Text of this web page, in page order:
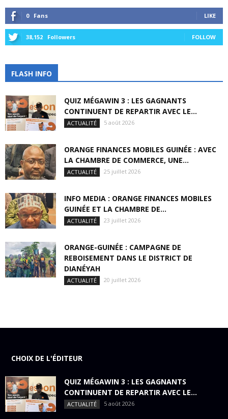
0 Fans LIKE
38,152 Followers FOLLOW
FLASH INFO
QUIZ MÉGAWIN 3 : LES GAGNANTS
CONTINUENT DE REPARTIR AVEC LE...
ACTUALITÉ 5 août 2026
ORANGE FINANCES MOBILES GUINÉE : AVEC
LA CHAMBRE DE COMMERCE, UNE...
ACTUALITÉ 25 juillet 2026
INFO MEDIA : ORANGE FINANCES MOBILES
GUINÉE ET LA CHAMBRE DE...
ACTUALITÉ 23 juillet 2026
ORANGE-GUINÉE : CAMPAGNE DE
REBOISEMENT DANS LE DISTRICT DE
DIANÉYAH
ACTUALITÉ 20 juillet 2026
CHOIX DE L'ÉDITEUR
QUIZ MÉGAWIN 3 : LES GAGNANTS
CONTINUENT DE REPARTIR AVEC LE...
ACTUALITÉ 5 août 2026